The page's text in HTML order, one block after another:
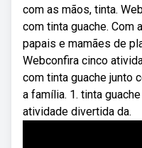
com as mãos, tinta.
com tinta guache. Com
papais e mamães de
Webconfira cinco
com tinta guache junto
a família. 1. tinta
atividade divertida da.